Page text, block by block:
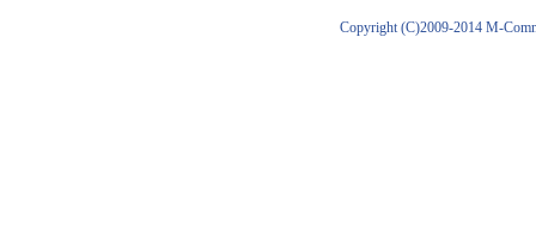
Copyright (C)2009-2014 M-